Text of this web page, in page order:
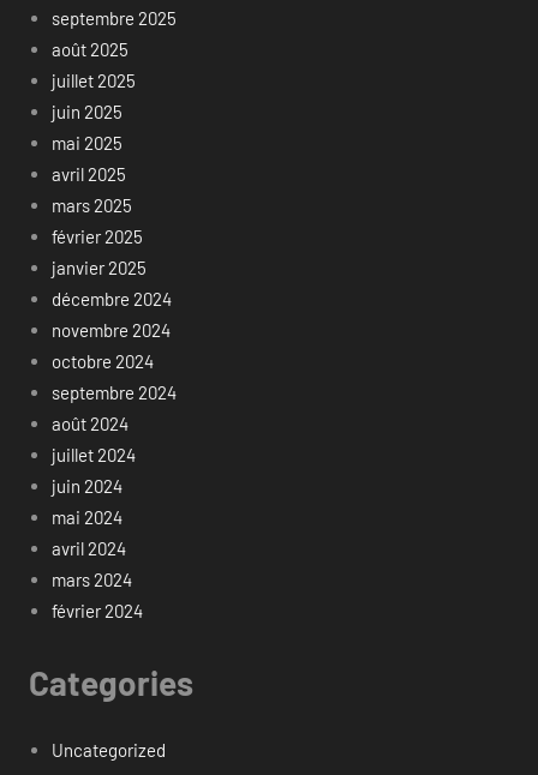
septembre 2025
août 2025
juillet 2025
juin 2025
mai 2025
avril 2025
mars 2025
février 2025
janvier 2025
décembre 2024
novembre 2024
octobre 2024
septembre 2024
août 2024
juillet 2024
juin 2024
mai 2024
avril 2024
mars 2024
février 2024
Categories
Uncategorized